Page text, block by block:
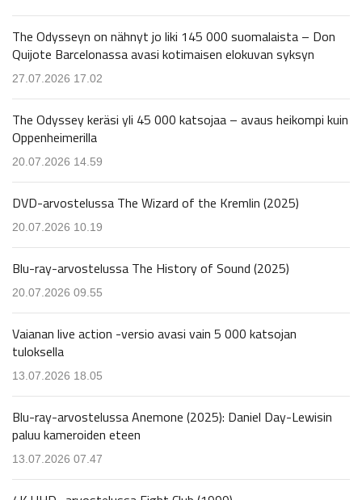
The Odysseyn on nähnyt jo liki 145 000 suomalaista – Don
Quijote Barcelonassa avasi kotimaisen elokuvan syksyn
27.07.2026 17.02
The Odyssey keräsi yli 45 000 katsojaa – avaus heikompi kuin
Oppenheimerilla
20.07.2026 14.59
DVD-arvostelussa The Wizard of the Kremlin (2025)
20.07.2026 10.19
Blu-ray-arvostelussa The History of Sound (2025)
20.07.2026 09.55
Vaianan live action -versio avasi vain 5 000 katsojan
tuloksella
13.07.2026 18.05
Blu-ray-arvostelussa Anemone (2025): Daniel Day-Lewisin
paluu kameroiden eteen
13.07.2026 07.47